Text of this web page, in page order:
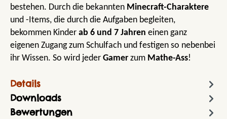
bestehen. Durch die bekannten Minecraft-Charaktere
und -Items, die durch die Aufgaben begleiten,
bekommen Kinder ab 6 und 7 Jahren einen ganz
eigenen Zugang zum Schulfach und festigen so nebenbei
ihr Wissen. So wird jeder Gamer zum Mathe-Ass!
Details
Downloads
Bewertungen